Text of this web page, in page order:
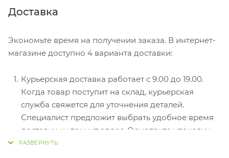
перенаправит вас на сервер системы ASSIST.
Здесь нужно ввести номер карты, срок действия
Электронные системы при онлайн-заказе:
PayPal, WebMoney и Яндекс.Деньги. Для
совершения покупки система перенаправит вас
на страницу платежного сервиса. Здесь
необходимо заполнить форму по инструкции.
Доставка
Экономьте время на получении заказа. В интернет-
магазине доступно 4 варианта доставки:
Курьерская доставка работает с 9.00 до 19.00.
Когда товар поступит на склад, курьерская
служба свяжется для уточнения деталей.
Специалист предложит выбрать удобное время
доставки и уточнит адрес. Осмотрите упаковку
на целостность и соответствие указанной